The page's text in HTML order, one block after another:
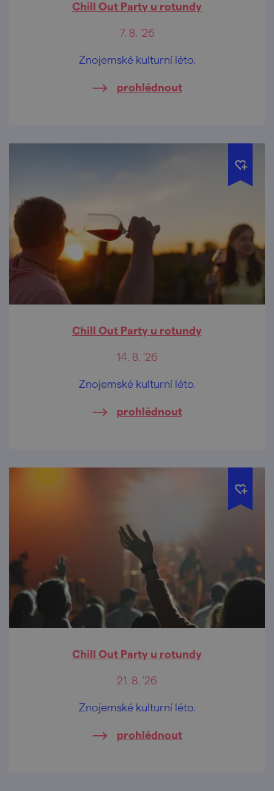
Chill Out Party u rotundy
7. 8. '26
Znojemské kulturní léto.
prohlédnout
Chill Out Party u rotundy
14. 8. '26
Znojemské kulturní léto.
prohlédnout
Chill Out Party u rotundy
21. 8. '26
Znojemské kulturní léto.
prohlédnout